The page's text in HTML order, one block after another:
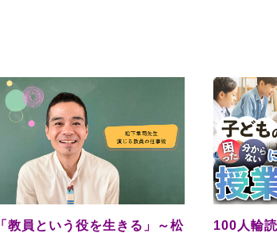
「教員という役を生きる」～松
100人輪